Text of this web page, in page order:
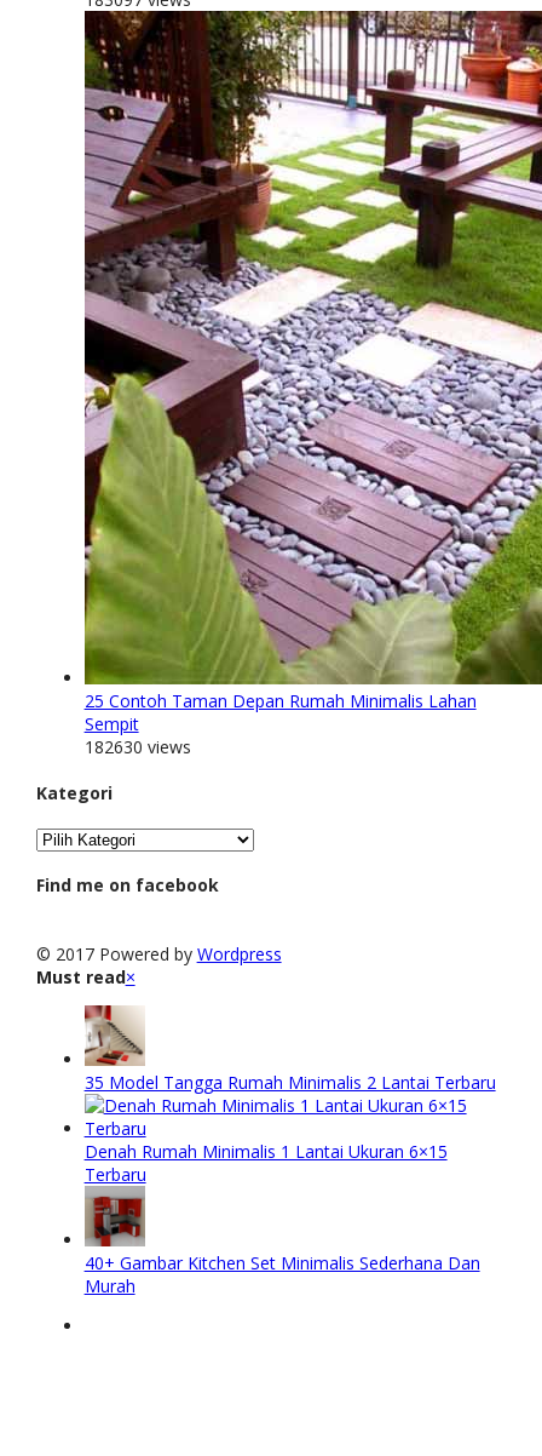
25 Contoh Taman Depan Rumah Minimalis Lahan
Sempit
182630 views
Kategori
Kategori
Find me on facebook
© 2017 Powered by Wordpress
Must read×
35 Model Tangga Rumah Minimalis 2 Lantai Terbaru
Denah Rumah Minimalis 1 Lantai Ukuran 6×15
Terbaru
40+ Gambar Kitchen Set Minimalis Sederhana Dan
Murah